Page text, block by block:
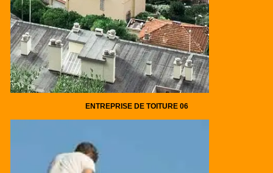
ENTREPRISE DE TOITURE 06